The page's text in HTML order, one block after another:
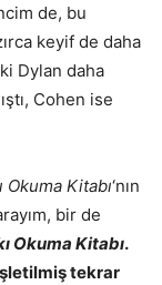
de, bu
keyif de daha
Dylan daha
Cohen ise
Okuma Kitabı‘nın
bir de
Okuma Kitabı.
tekrar